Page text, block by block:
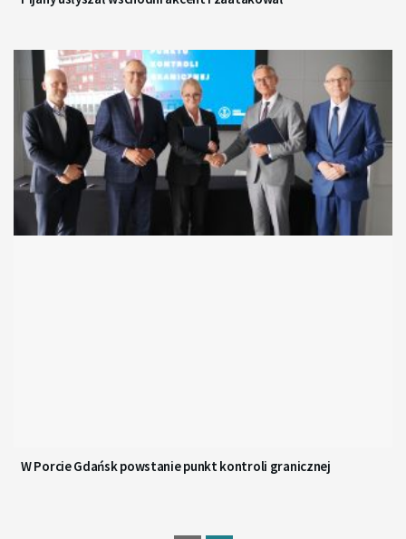
W Porcie Gdańsk powstanie punkt kontroli granicznej